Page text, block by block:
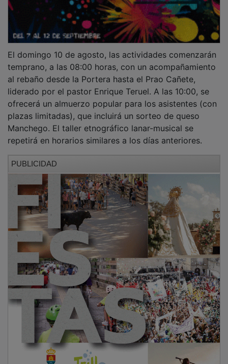
temprano, a las 08:00 horas, con un acompañamiento
al rebaño desde la Portera hasta el Prao Cañete,
liderado por el pastor Enrique Teruel. A las 10:00, se
ofrecerá un almuerzo popular para los asistentes (con
plazas limitadas), que incluirá un sorteo de queso
Manchego. El taller etnográfico lanar-musical se
repetirá en horarios similares a los días anteriores.